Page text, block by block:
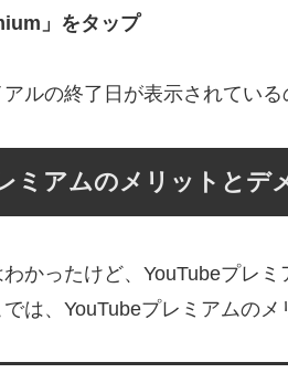
」をタップ
ルの終了日が表示されてい
ミアムのメリットとデ
わかったけど、YouTubeプレ
は、YouTubeプレミアムの